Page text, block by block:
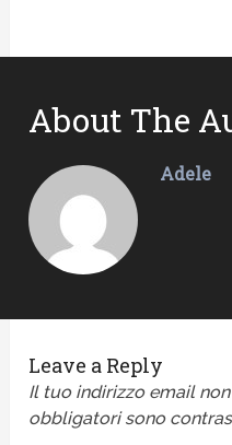
About The
Adele
Leave a Reply
Il tuo indirizzo email
obbligatori sono